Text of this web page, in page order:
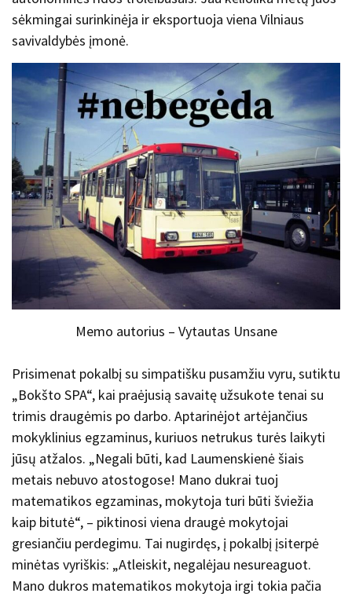
sėkmingai surinkinėja ir eksportuoja viena Vilniaus
savivaldybės įmonė.
Memo autorius – Vytautas Unsane
Prisimenat pokalbį su simpatišku pusamžiu vyru, sutiktu
„Bokšto SPA“, kai praėjusią savaitę užsukote tenai su
trimis draugėmis po darbo. Aptarinėjot artėjančius
mokyklinius egzaminus, kuriuos netrukus turės laikyti
jūsų atžalos. „Negali būti, kad Laumenskienė šiais
metais nebuvo atostogose! Mano dukrai tuoj
matematikos egzaminas, mokytoja turi būti šviežia
kaip bitutė“, – piktinosi viena draugė mokytojai
gresiančiu perdegimu. Tai nugirdęs, į pokalbį įsiterpė
minėtas vyriškis: „Atleiskit, negalėjau nesureaguot.
Mano dukros matematikos mokytoja irgi tokia pačia